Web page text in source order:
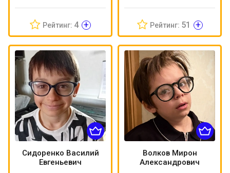
Рейтинг: 4 + Рейтинг: 51 +
Сидоренко Василий
Евгеньевич
Волков Мирон
Александрович